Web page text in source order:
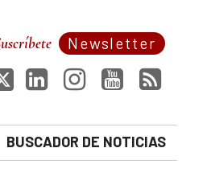
Newsletter
BUSCADOR DE NOTICIAS